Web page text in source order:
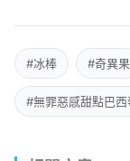
#冰棒 #奇異果
#無罪惡感甜點巴西